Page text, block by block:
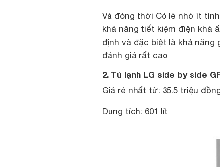
Và đòng thời Có lẽ nhờ ít
khả năng tiết kiệm điện khá
định và đặc biệt là khả
đánh giá rất cao
2. Tủ lạnh LG side by side
Giá rẻ nhất từ: 35.5 triệu
Dung tích: 601 lít